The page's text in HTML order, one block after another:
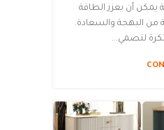
أن يعزز الطاقة
من البهجة والسعادة.
لتصمي...